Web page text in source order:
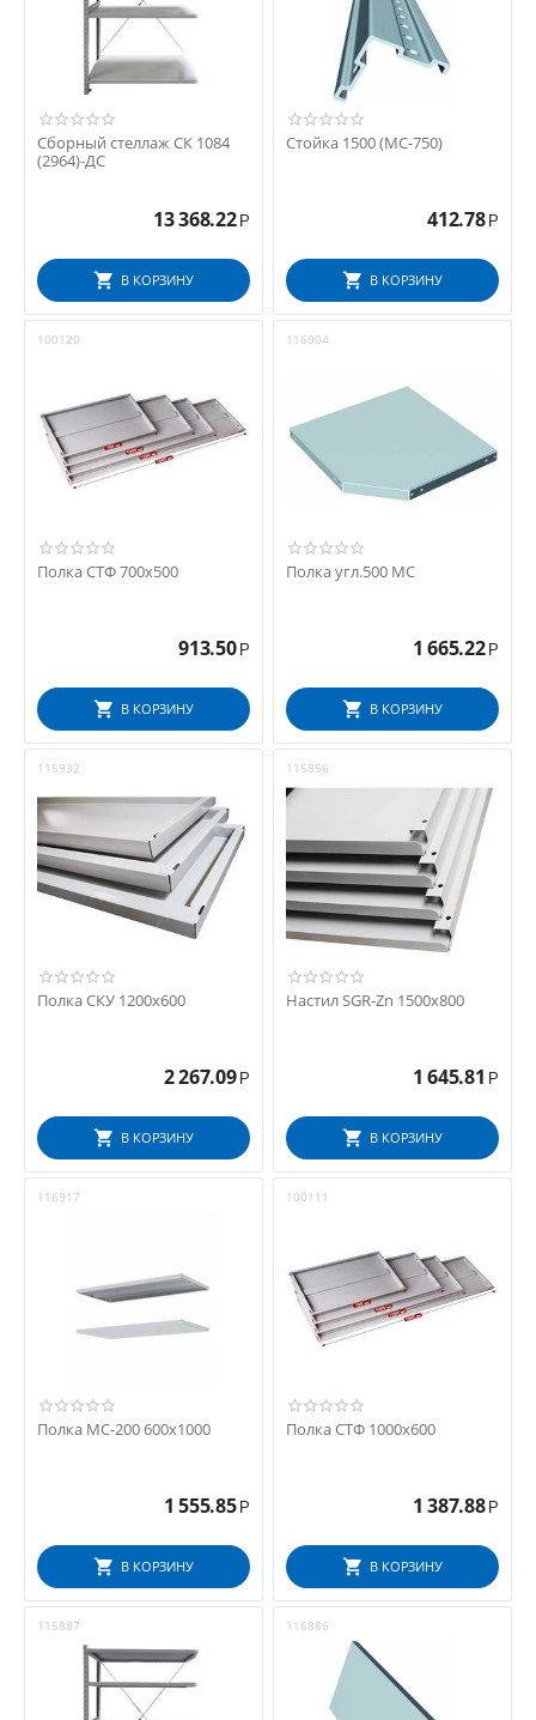
Сборный стеллаж СК 1084
(2964)-ДС
13 368.22 Р
В КОРЗИНУ
Стойка 1500 (МС-750)
412.78 Р
В КОРЗИНУ
100120
Полка СТФ 700х500
913.50 Р
В КОРЗИНУ
116904
Полка угл.500 МС
1 665.22 Р
В КОРЗИНУ
115932
Полка СКУ 1200x600
2 267.09 Р
В КОРЗИНУ
115856
Настил SGR-Zn 1500х800
1 645.81 Р
В КОРЗИНУ
116917
Полка МС-200 600x1000
1 555.85 Р
В КОРЗИНУ
100111
Полка СТФ 1000х600
1 387.88 Р
В КОРЗИНУ
115887 116886